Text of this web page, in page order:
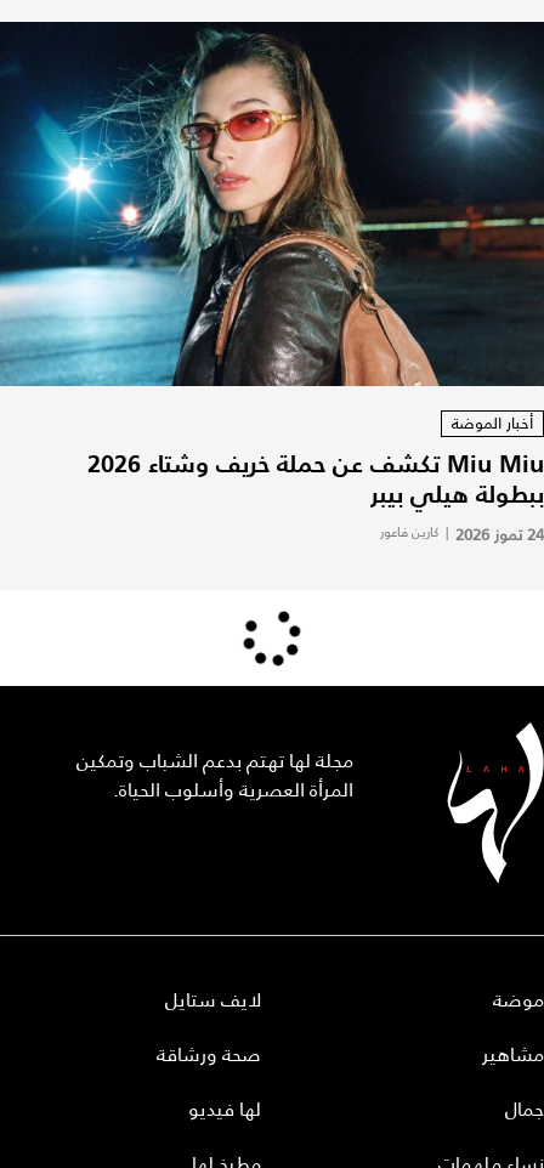
أخبار الموضة
Miu Miu تكشف عن حملة خريف وشتاء 2026
ببطولة هيلي بيبر
24 تموز 2026 | كارين فاعور
مجلة لها تهتم بدعم الشباب وتمكين
المرأة العصرية وأسلوب الحياة.
موضة
مشاهير
جمال
لايف ستايل
صحة ورشاقة
لها فيديو